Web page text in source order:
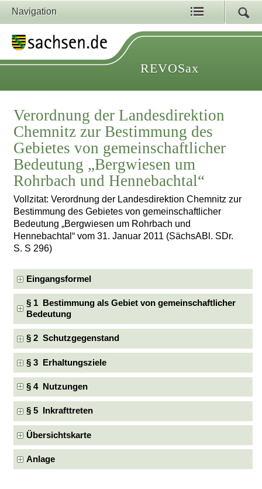
Navigation
REVOSax
Verordnung der Landesdirektion
Chemnitz zur Bestimmung des
Gebietes von gemeinschaftlicher
Bedeutung „Bergwiesen um
Rohrbach und Hennebachtal“
Vollzitat: Verordnung der Landesdirektion Chemnitz zur
Bestimmung des Gebietes von gemeinschaftlicher
Bedeutung „Bergwiesen um Rohrbach und
Hennebachtal“ vom 31. Januar 2011 (SächsABl. SDr.
S. S 296)
Eingangsformel
§ 1 Bestimmung als Gebiet von gemeinschaftlicher
Bedeutung
§ 2 Schutzgegenstand
§ 3 Erhaltungsziele
§ 4 Nutzungen
§ 5 Inkrafttreten
Übersichtskarte
Anlage